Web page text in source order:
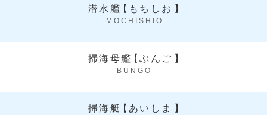
潜水艦【 もちしお 】
MOCHISHIO
掃海母艦【ぶんご 】
BUNGO
掃海艇【 あいしま 】